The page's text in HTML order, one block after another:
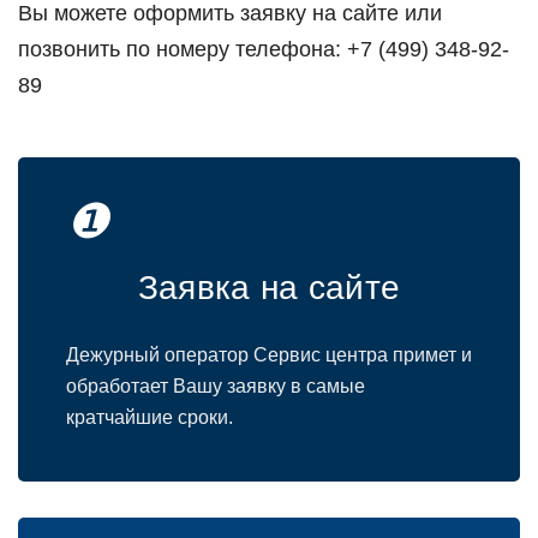
Вы можете оформить заявку на сайте или
позвонить по номеру телефона: +7 (499) 348-92-
89
❶
Заявка на сайте
Дежурный оператор Сервис центра примет и
обработает Вашу заявку в самые
кратчайшие сроки.